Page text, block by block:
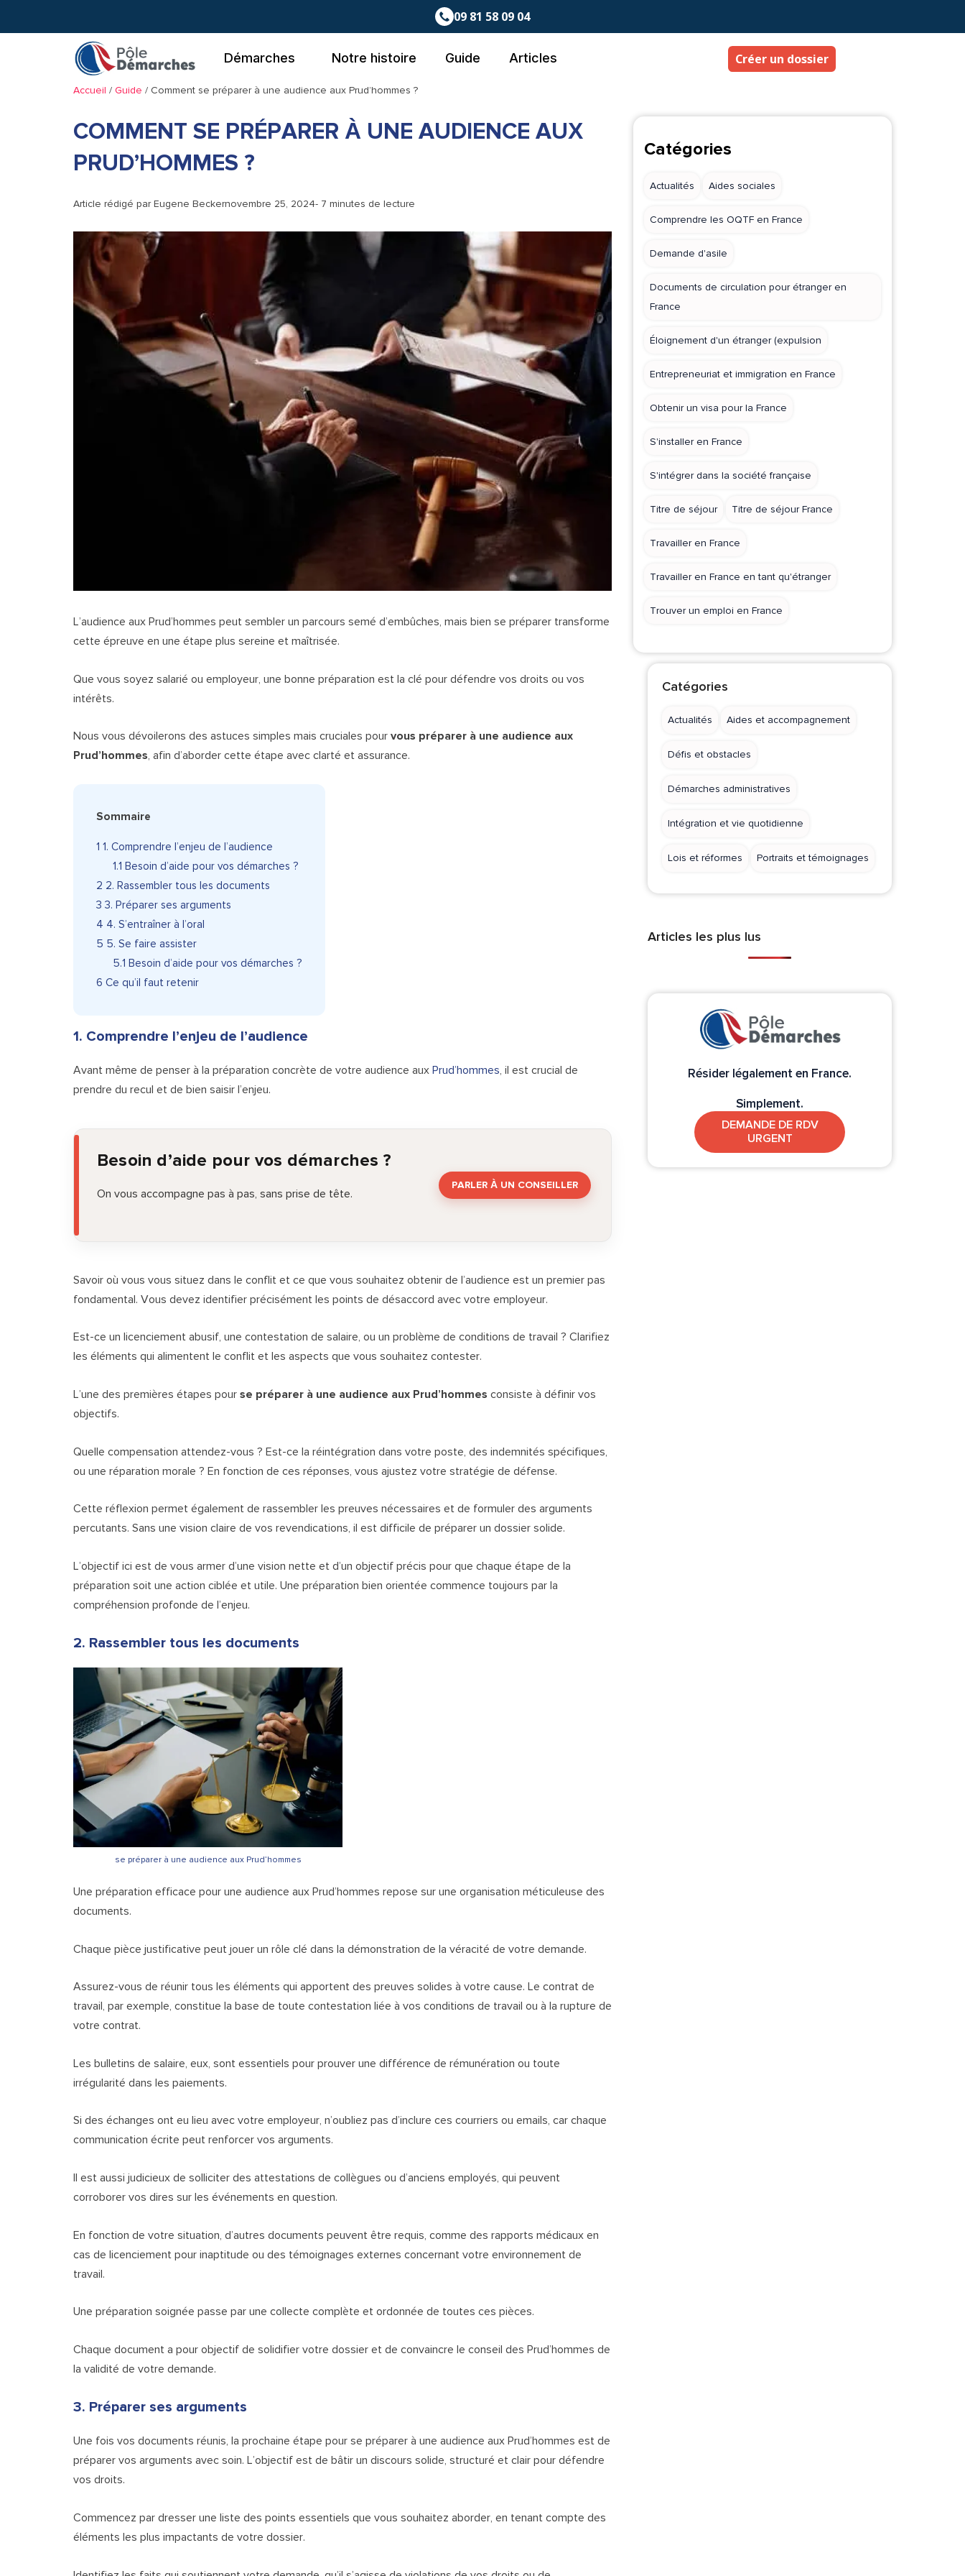
09 81 58 09 04
Démarches Notre histoire Guide Articles Créer un dossier
Accueil / Guide / Comment se préparer à une audience aux Prud’hommes ?
COMMENT SE PRÉPARER À UNE AUDIENCE AUX
PRUD’HOMMES ?
Article rédigé parEugene Beckernovembre 25, 2024- 7 minutes de lecture
L’audience aux Prud’hommes peut sembler un parcours semé d’embûches, mais bien se préparer transforme
cette épreuve en une étape plus sereine et maîtrisée.
Que vous soyez salarié ou employeur, une bonne préparation est la clé pour défendre vos droits ou vos
intérêts.
Nous vous dévoilerons des astuces simples mais cruciales pour vous préparer à une audience aux
Prud’hommes, afin d’aborder cette étape avec clarté et assurance.
Sommaire
1 1. Comprendre l’enjeu de l’audience
1.1 Besoin d’aide pour vos démarches ?
2 2. Rassembler tous les documents
3 3. Préparer ses arguments
4 4. S’entraîner à l’oral
5 5. Se faire assister
5.1 Besoin d’aide pour vos démarches ?
6 Ce qu’il faut retenir
1. Comprendre l’enjeu de l’audience
Avant même de penser à la préparation concrète de votre audience aux Prud’hommes, il est crucial de
prendre du recul et de bien saisir l’enjeu.
Besoin d’aide pour vos démarches ?
On vous accompagne pas à pas, sans prise de tête.
PARLER À UN CONSEILLER
Savoir où vous vous situez dans le conflit et ce que vous souhaitez obtenir de l’audience est un premier pas
fondamental. Vous devez identifier précisément les points de désaccord avec votre employeur.
Est-ce un licenciement abusif, une contestation de salaire, ou un problème de conditions de travail ? Clarifiez
les éléments qui alimentent le conflit et les aspects que vous souhaitez contester.
L’une des premières étapes pour se préparer à une audience aux Prud’hommes consiste à définir vos
objectifs.
Quelle compensation attendez-vous ? Est-ce la réintégration dans votre poste, des indemnités spécifiques,
ou une réparation morale ? En fonction de ces réponses, vous ajustez votre stratégie de défense.
Cette réflexion permet également de rassembler les preuves nécessaires et de formuler des arguments
percutants. Sans une vision claire de vos revendications, il est difficile de préparer un dossier solide.
L’objectif ici est de vous armer d’une vision nette et d’un objectif précis pour que chaque étape de la
préparation soit une action ciblée et utile. Une préparation bien orientée commence toujours par la
compréhension profonde de l’enjeu.
2. Rassembler tous les documents
se préparer à une audience aux Prud’hommes
Une préparation efficace pour une audience aux Prud’hommes repose sur une organisation méticuleuse des
documents.
Chaque pièce justificative peut jouer un rôle clé dans la démonstration de la véracité de votre demande.
Assurez-vous de réunir tous les éléments qui apportent des preuves solides à votre cause. Le contrat de
travail, par exemple, constitue la base de toute contestation liée à vos conditions de travail ou à la rupture de
votre contrat.
Les bulletins de salaire, eux, sont essentiels pour prouver une différence de rémunération ou toute
irrégularité dans les paiements.
Si des échanges ont eu lieu avec votre employeur, n’oubliez pas d’inclure ces courriers ou emails, car chaque
communication écrite peut renforcer vos arguments.
Il est aussi judicieux de solliciter des attestations de collègues ou d’anciens employés, qui peuvent
corroborer vos dires sur les événements en question.
En fonction de votre situation, d’autres documents peuvent être requis, comme des rapports médicaux en
cas de licenciement pour inaptitude ou des témoignages externes concernant votre environnement de
travail.
Une préparation soignée passe par une collecte complète et ordonnée de toutes ces pièces.
Chaque document a pour objectif de solidifier votre dossier et de convaincre le conseil des Prud’hommes de
la validité de votre demande.
3. Préparer ses arguments
Une fois vos documents réunis, la prochaine étape pour se préparer à une audience aux Prud’hommes est de
préparer vos arguments avec soin. L’objectif est de bâtir un discours solide, structuré et clair pour défendre
vos droits.
Commencez par dresser une liste des points essentiels que vous souhaitez aborder, en tenant compte des
éléments les plus impactants de votre dossier.
Catégories
Actualités Aides sociales
Comprendre les OQTF en France
Demande d'asile
Documents de circulation pour étranger en
France
Éloignement d'un étranger (expulsion
Entrepreneuriat et immigration en France
Obtenir un visa pour la France
S'installer en France
S'intégrer dans la société française
Titre de séjour Titre de séjour France
Travailler en France
Travailler en France en tant qu'étranger
Trouver un emploi en France
Catégories
Actualités Aides et accompagnement
Défis et obstacles
Démarches administratives
Intégration et vie quotidienne
Lois et réformes Portraits et témoignages
Articles les plus lus
Résider légalement en France.
Simplement.
DEMANDE DE RDV
URGENT